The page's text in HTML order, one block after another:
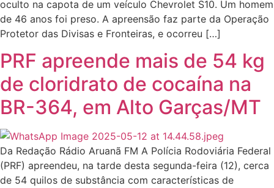
oculto na capota de um veículo Chevrolet S10. Um homem
de 46 anos foi preso. A apreensão faz parte da Operação
Protetor das Divisas e Fronteiras, e ocorreu […]
PRF apreende mais de 54 kg
de cloridrato de cocaína na
BR-364, em Alto Garças/MT
Da Redação Rádio Aruanã FM A Polícia Rodoviária Federal
(PRF) apreendeu, na tarde desta segunda-feira (12), cerca
de 54 quilos de substância com características de